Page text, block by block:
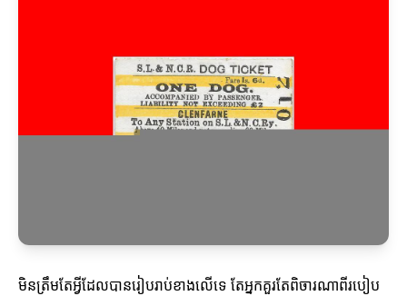
មិនត្រឹមតែអ្វីដែលបានរៀបរាប់ខាងលើទេ តែអ្នកគួរតែពិចារណាពីរបៀប